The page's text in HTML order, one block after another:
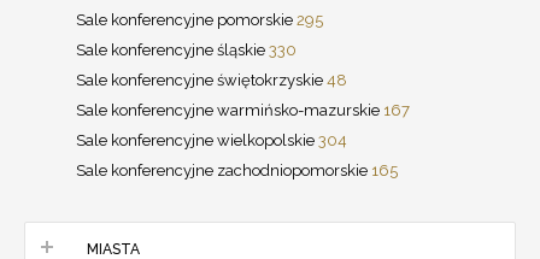
Sale konferencyjne pomorskie 295
Sale konferencyjne śląskie 330
Sale konferencyjne świętokrzyskie 48
Sale konferencyjne warmińsko-mazurskie 167
Sale konferencyjne wielkopolskie 304
Sale konferencyjne zachodniopomorskie 165
MIASTA